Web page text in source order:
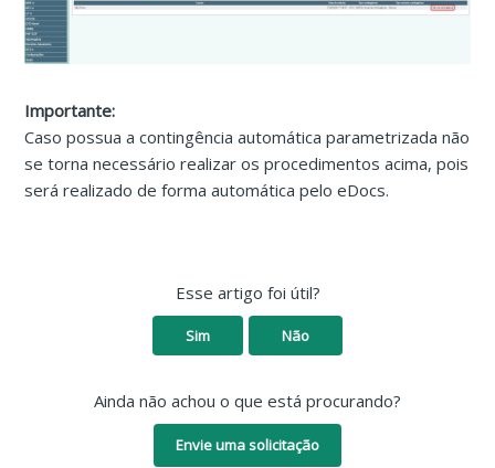
Importante:
Caso possua a contingência automática parametrizada não
se torna necessário realizar os procedimentos acima, pois
será realizado de forma automática pelo eDocs.
Esse artigo foi útil?
Sim Não
Ainda não achou o que está procurando?
Envie uma solicitação